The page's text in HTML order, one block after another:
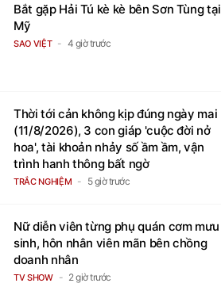
Bắt gặp Hải Tú kè kè bên Sơn Tùng tại
Mỹ
SAO VIỆT 4 giờ trước
Thời tới cản không kịp đúng ngày mai
(11/8/2026), 3 con giáp 'cuộc đời nở
hoa', tài khoản nhảy số ầm ầm, vận
trình hanh thông bất ngờ
TRẮC NGHIỆM 5 giờ trước
Nữ diễn viên từng phụ quán cơm mưu
sinh, hôn nhân viên mãn bên chồng
doanh nhân
TV SHOW 2 giờ trước